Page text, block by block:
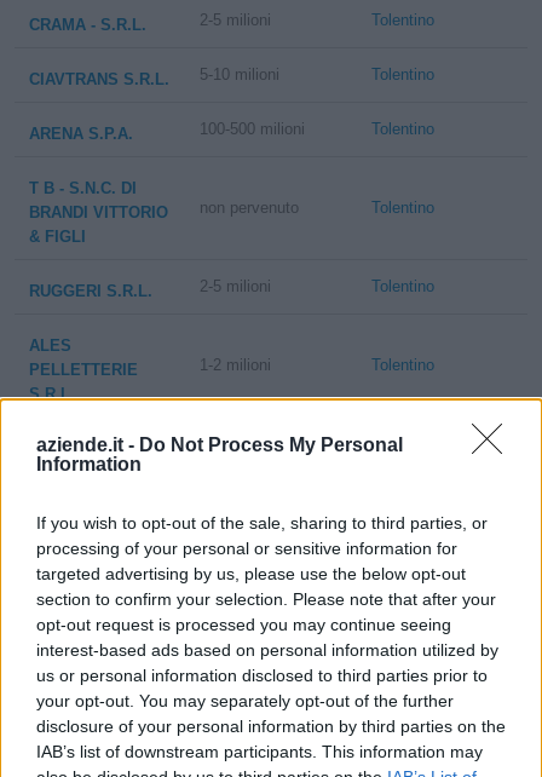
aziende.it - Do Not Process My Personal
Information
If you wish to opt-out of the sale, sharing to third parties, or
processing of your personal or sensitive information for
targeted advertising by us, please use the below opt-out
section to confirm your selection. Please note that after your
opt-out request is processed you may continue seeing
interest-based ads based on personal information utilized by
us or personal information disclosed to third parties prior to
your opt-out. You may separately opt-out of the further
disclosure of your personal information by third parties on the
IAB’s list of downstream participants. This information may
CRAMA - S.R.L. 2-5 milioni Tolentino
CIAVTRANS S.R.L. 5-10 milioni Tolentino
ARENA S.P.A. 100-500 milioni Tolentino
T B - S.N.C. DI
BRANDI VITTORIO
& FIGLI
non pervenuto Tolentino
RUGGERI S.R.L. 2-5 milioni Tolentino
ALES
PELLETTERIE
S.R.L.
1-2 milioni Tolentino
ARTIGIANSEMENTI
S.R.L.
2-5 milioni Tolentino
BALDASSARRI
LUIGI S.R.L.
SOCIETA'
UNIPERSONALE A
R.L.
2-5 milioni Tolentino
AZIENDA
SPECIALIZZATA
SETTORE
MULTISERVIZI
10-25 milioni Tolentino